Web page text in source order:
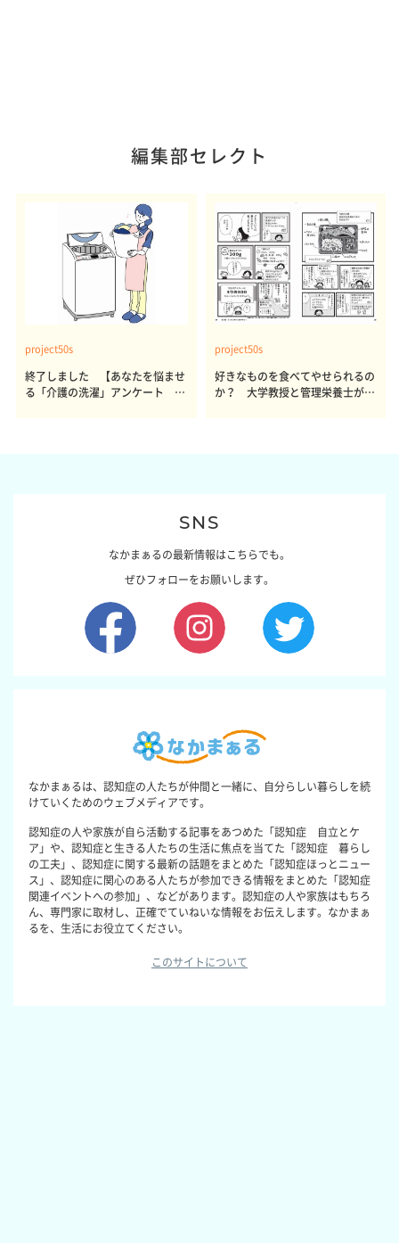
編集部セレクト
project50s
終了しました 【あなたを悩ませ
る「介護の洗濯」アンケート 体
project50s
好きなものを食べてやせられるの
か？ 大学教授と管理栄養士が出
SNS
なかまぁるの最新情報はこちらでも。
ぜひフォローをお願いします。
なかまぁるは、認知症の人たちが仲間と一緒に、自分らしい暮らしを続
けていくためのウェブメディアです。
認知症の人や家族が自ら活動する記事をあつめた「認知症 自立とケ
ア」や、認知症と生きる人たちの生活に焦点を当てた「認知症 暮らし
の工夫」、認知症に関する最新の話題をまとめた「認知症ほっとニュー
ス」、認知症に関心のある人たちが参加できる情報をまとめた「認知症
関連イベントへの参加」、などがあります。認知症の人や家族はもちろ
ん、専門家に取材し、正確でていねいな情報をお伝えします。なかまぁ
るを、生活にお役立てください。
このサイトについて